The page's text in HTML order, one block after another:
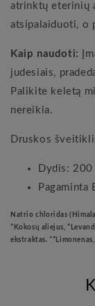
atrinktų eterinių
atsipalaiduoti, o
Kaip naudoti:
judesiais,
Palikite keletą
nereikia.
Druskos
Dydis: 200
Pagaminta
Natrio chloridas
*Kokosų aliejus,
ekstraktas.